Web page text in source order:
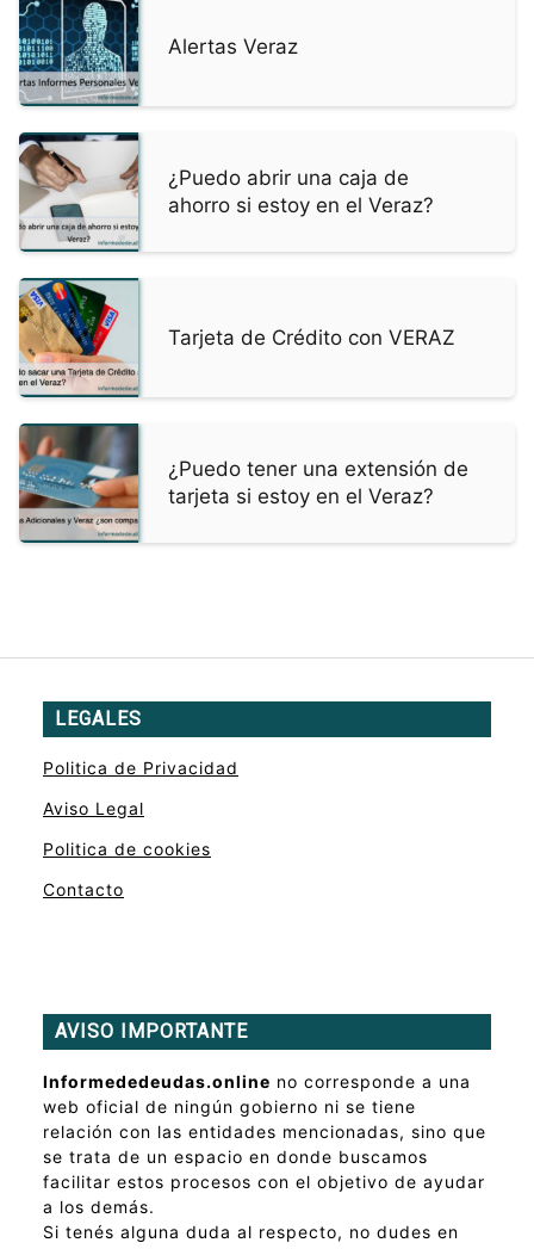
Alertas Veraz
¿Puedo abrir una caja de
ahorro si estoy en el Veraz?
Tarjeta de Crédito con VERAZ
¿Puedo tener una extensión de
tarjeta si estoy en el Veraz?
LEGALES
Politica de Privacidad
Aviso Legal
Politica de cookies
Contacto
AVISO IMPORTANTE
Informededeudas.online no corresponde a una
web oficial de ningún gobierno ni se tiene
relación con las entidades mencionadas, sino que
se trata de un espacio en donde buscamos
facilitar estos procesos con el objetivo de ayudar
a los demás.
Si tenés alguna duda al respecto, no dudes en